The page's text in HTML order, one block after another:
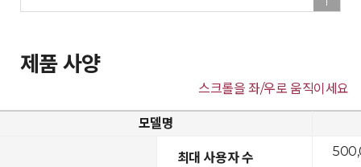
제품 사양
스크롤을 좌/우로 움직이세요
모델명
최대 사용자 수